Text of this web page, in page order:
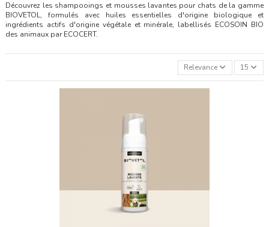
Découvrez les shampooings et mousses lavantes pour chats de la gamme
BIOVETOL, formulés avec huiles essentielles d'origine biologique et
ingrédients actifs d'origine végétale et minérale, labellisés ECOSOIN BIO
des animaux par ECOCERT.
Relevance 15